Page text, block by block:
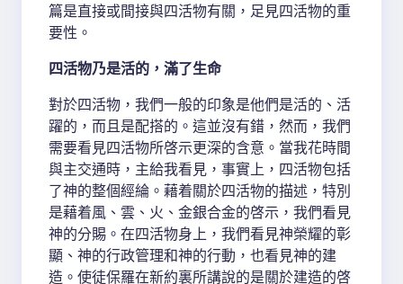
篇是直接或間接與四活物有關，足見四活物的重
要性。
四活物乃是活的，滿了生命
對於四活物，我們一般的印象是他們是活的、活
躍的，而且是配搭的。這並沒有錯，然而，我們
需要看見四活物所啓示更深的含意。當我花時間
與主交通時，主給我看見，事實上，四活物包括
了神的整個經綸。藉着關於四活物的描述，特別
是藉着風、雲、火、金銀合金的啓示，我們看見
神的分賜。在四活物身上，我們看見神榮耀的彰
顯、神的行政管理和神的行動，也看見神的建
造。使徒保羅在新約裏所講說的是關於建造的啓